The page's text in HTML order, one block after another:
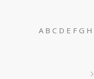
A B C D E F G H